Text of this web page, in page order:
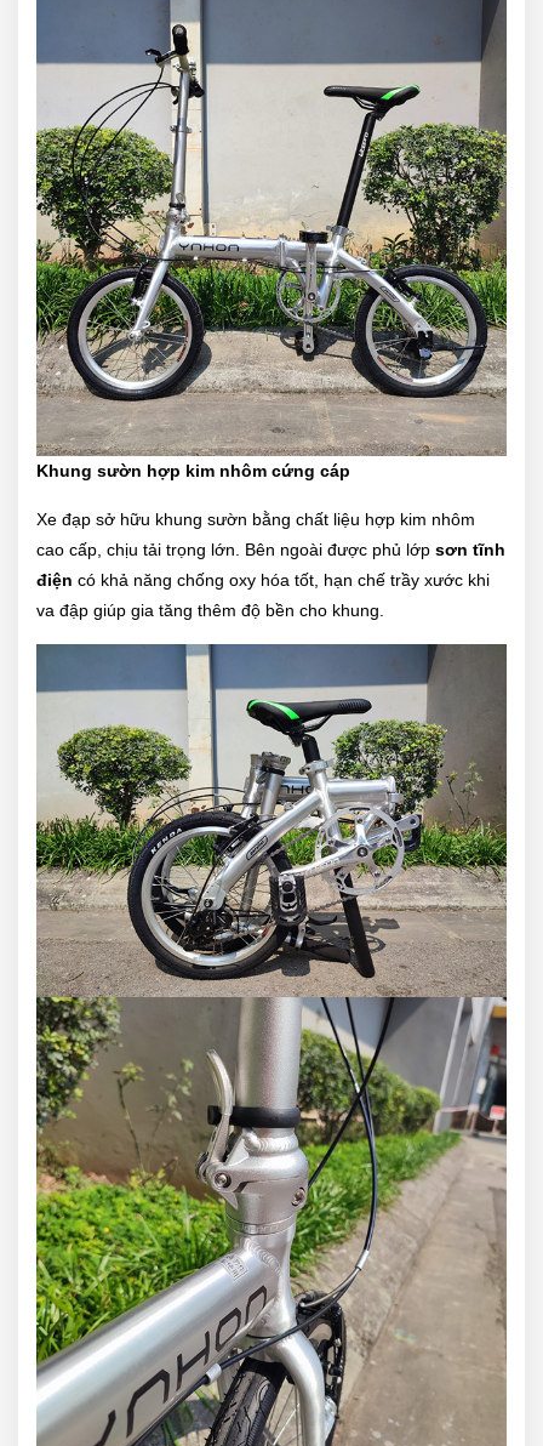
Khung sườn hợp kim nhôm cứng cáp
Xe đạp sở hữu khung sườn bằng chất liệu hợp kim nhôm
cao cấp, chịu tải trọng lớn. Bên ngoài được phủ lớp sơn tĩnh
điện có khả năng chống oxy hóa tốt, hạn chế trầy xước khi
va đập giúp gia tăng thêm độ bền cho khung.